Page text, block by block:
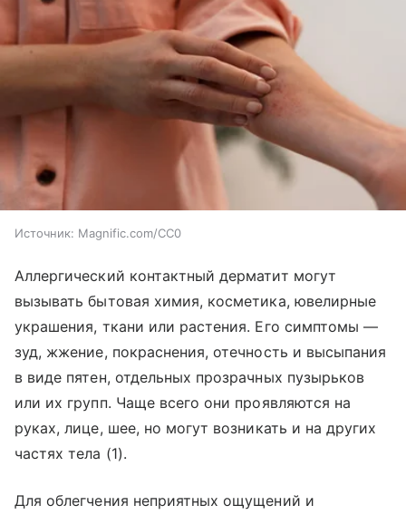
Источник: Magnific.com/CC0
Аллергический контактный дерматит могут
вызывать бытовая химия, косметика, ювелирные
украшения, ткани или растения. Его симптомы —
зуд, жжение, покраснения, отечность и высыпания
в виде пятен, отдельных прозрачных пузырьков
или их групп. Чаще всего они проявляются на
руках, лице, шее, но могут возникать и на других
частях тела (1).
Для облегчения неприятных ощущений и